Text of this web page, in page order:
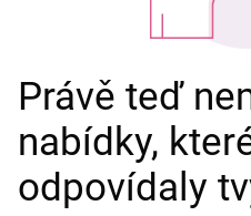
Právě teď
nabídky,
odpovídaly